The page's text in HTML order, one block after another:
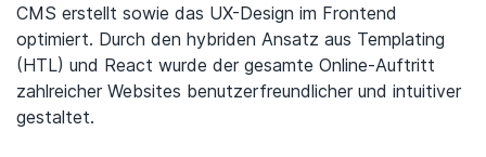
CMS erstellt sowie das UX-Design im Frontend
optimiert. Durch den hybriden Ansatz aus Templating
(HTL) und React wurde der gesamte Online-Auftritt
zahlreicher Websites benutzerfreundlicher und intuitiver
gestaltet.